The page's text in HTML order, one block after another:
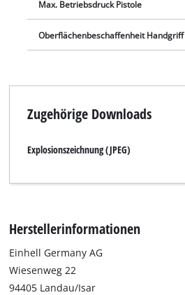
Max. Betriebsdruck Pistole
Oberflächenbeschaffenheit Handgriff
Zugehörige Downloads
Explosionszeichnung (JPEG)
Herstellerinformationen
Einhell Germany AG
Wiesenweg 22
94405 Landau/Isar